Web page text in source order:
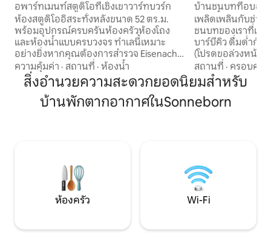
อพาร์ทเมนท์สตูดิโอที่เชิงเขาวาร์ทบวร์ก
ห้องสตูดิโออิสระทั้งหลังขนาด 52 ตร.ม.
พร้อมอุปกรณ์ครบครันห้องครัวห้องโถง
และห้องน้ำแบบครบวงจร ทำเลนี้เหมาะ
อย่างยิ่งหากคุณต้องการสำรวจ Eisenach,
Wartburg หรือเดินป่า (Bachhaus
Museum, Markt u. ลูเธอร์เฮาส์ 10 -15 นาที,
Wartburg: ประมาณ 35 นาที (Waldweg),
Bahnhof: ประมาณ 15 นาที การเดินป่า: อยู่
หลังบ้านเริ่มต้นป่าและมีโอกาสเดินป่ามาก
และคาเฟ่ต่างๆอยู่ระหว่างทางไปยังตัวเมือง
ใกล้เคียง (เดินประมาณ 6 -10 นาที) เขตทาง
ใต้โดยรอบเป็นย่านที่อยู่อาศัยที่เป็นที่นิยม
ของ Eisenach และควรค่าแก่การชมเพียง
ฤดูหนาวตลาดคริสต์มาสประวัติศาสตร์บน
ความคุ้มค่า · สถานที่ · ห้องน้ำ
บ้านชนบทที่อบอุ่น
สัตว์เลี้ยงได้
เพลิดเพลินกับช่วง
ชนบทของเราที่เชิง
บาร์บีคิว ดื่มด่ำกับ
(โปรดขอล่วงหน้าก่
เติม) ผ่อนคลายริม
สนิท (มีเตียงนุ่มสบ
จอดรถฟรีและที่ช
บริเวณที่พัก สำรวจ🌲 สำรวจเส้นทางเดินป่า
อ่างน้ำร้อน
สถานที่ · ครอบครัว
สิ่งอำนวยความสะดวกยอดนิยมสำหรับ
บ้านพักตากอากาศในSonneborn
ห้องครัว Wi-Fi